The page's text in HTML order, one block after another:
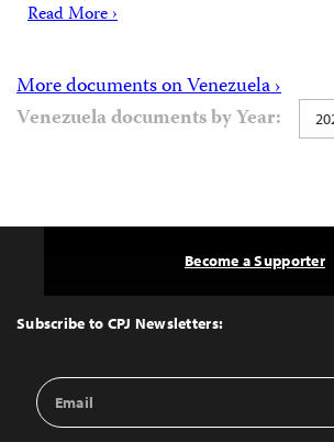
Read More ›
More documents on Venezuela ›
Venezuela documents by Year:
Top
Subscribe to CPJ Newsletters:
Email
Address
Become a Supporter